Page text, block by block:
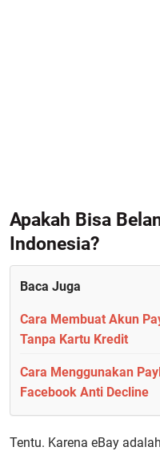
Apakah Bisa
Indonesia?
Baca Juga
Cara Membuat Akun
Tanpa Kartu Kredit
Cara Menggunakan
Facebook Anti Decline
Tentu. Karena eBay